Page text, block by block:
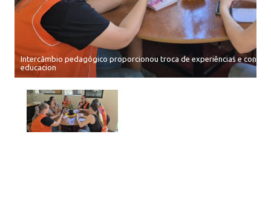
Intercâmbio pedagógico proporcionou troca de experiências e
educacion